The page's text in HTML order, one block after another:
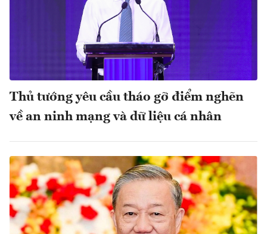
Thủ tướng yêu cầu tháo gỡ điểm nghẽn
về an ninh mạng và dữ liệu cá nhân